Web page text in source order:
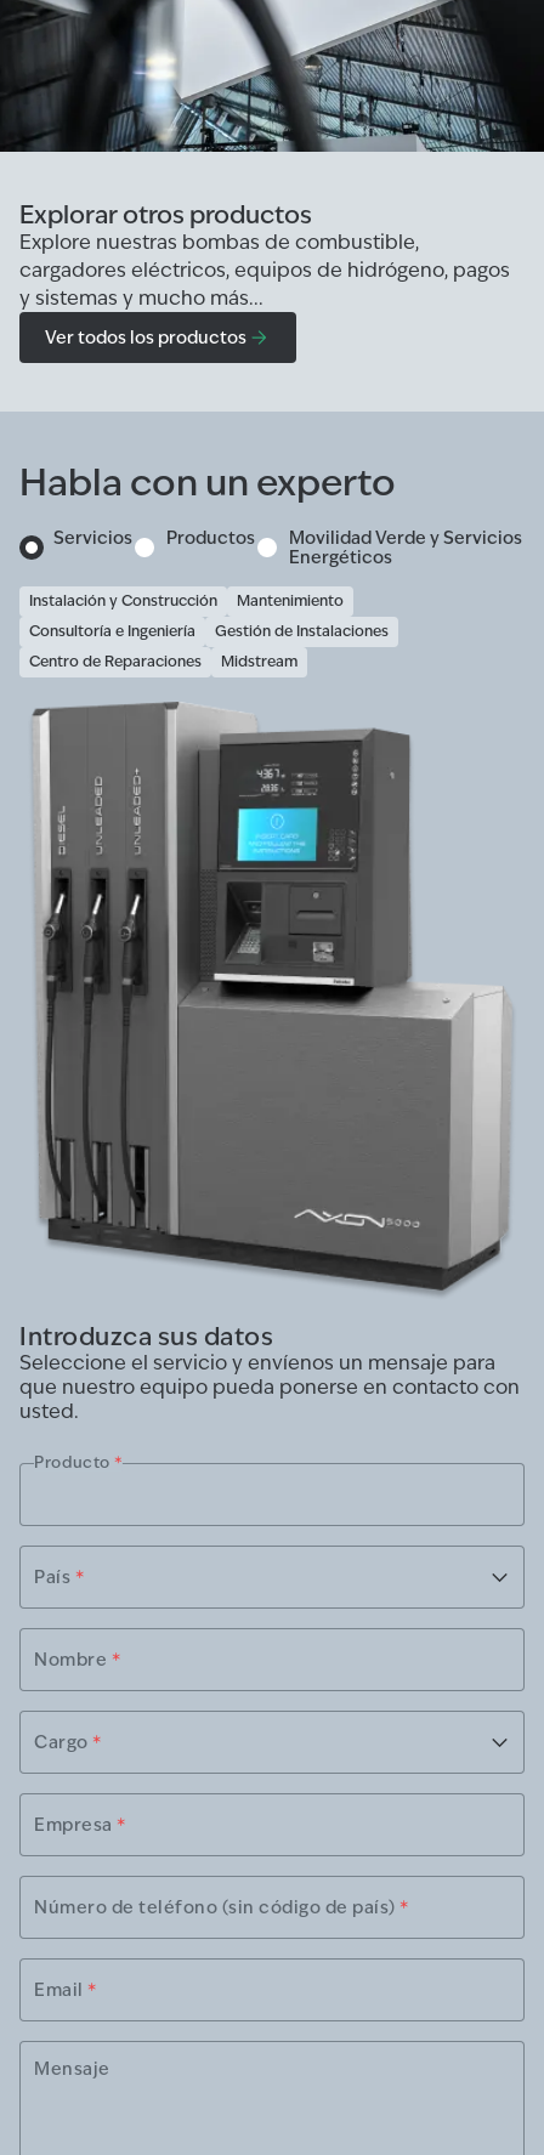
Explorar otros productos
Explore nuestras bombas de combustible,
cargadores eléctricos, equipos de hidrógeno, pagos
y sistemas y mucho más...
Ver todos los productos
Habla con un experto
Servicios Productos
Movilidad Verde y Servicios
Energéticos
Instalación y Construcción
Mantenimiento
Consultoría e Ingeniería
Gestión de Instalaciones
Centro de Reparaciones
Midstream
Introduzca sus datos
Seleccione el servicio y envíenos un mensaje para
que nuestro equipo pueda ponerse en contacto con
usted.
Producto *
País *
Nombre *
Cargo *
Empresa *
Número de teléfono (sin código de país) *
Email *
Mensaje